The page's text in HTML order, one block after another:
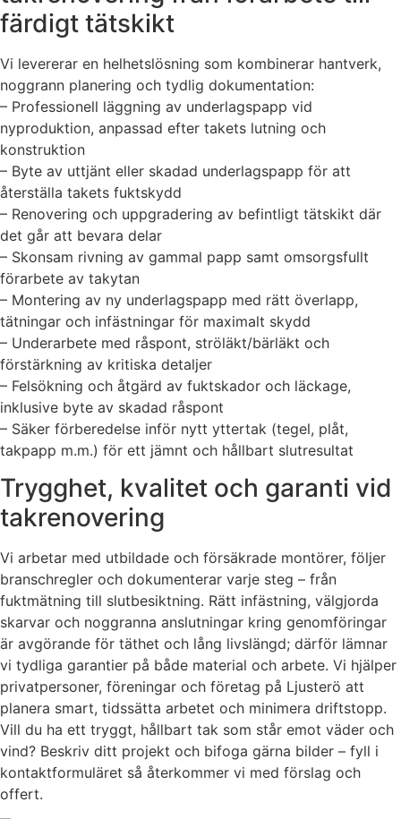
färdigt tätskikt
Vi levererar en helhetslösning som kombinerar hantverk,
noggrann planering och tydlig dokumentation:
– Professionell läggning av underlagspapp vid
nyproduktion, anpassad efter takets lutning och
konstruktion
– Byte av uttjänt eller skadad underlagspapp för att
återställa takets fuktskydd
– Renovering och uppgradering av befintligt tätskikt där
det går att bevara delar
– Skonsam rivning av gammal papp samt omsorgsfullt
förarbete av takytan
– Montering av ny underlagspapp med rätt överlapp,
tätningar och infästningar för maximalt skydd
– Underarbete med råspont, ströläkt/bärläkt och
förstärkning av kritiska detaljer
– Felsökning och åtgärd av fuktskador och läckage,
inklusive byte av skadad råspont
– Säker förberedelse inför nytt yttertak (tegel, plåt,
takpapp m.m.) för ett jämnt och hållbart slutresultat
Trygghet, kvalitet och garanti vid
takrenovering
Vi arbetar med utbildade och försäkrade montörer, följer
branschregler och dokumenterar varje steg – från
fuktmätning till slutbesiktning. Rätt infästning, välgjorda
skarvar och noggranna anslutningar kring genomföringar
är avgörande för täthet och lång livslängd; därför lämnar
vi tydliga garantier på både material och arbete. Vi hjälper
privatpersoner, föreningar och företag på Ljusterö att
planera smart, tidssätta arbetet och minimera driftstopp.
Vill du ha ett tryggt, hållbart tak som står emot väder och
vind? Beskriv ditt projekt och bifoga gärna bilder – fyll i
kontaktformuläret så återkommer vi med förslag och
offert.